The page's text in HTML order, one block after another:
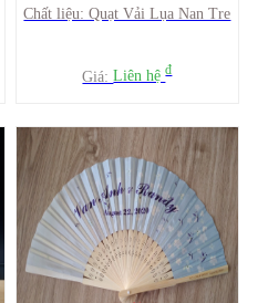
Chất liệu: Quạt Vải Lụa Nan Tre
Giá:Liên hệđ